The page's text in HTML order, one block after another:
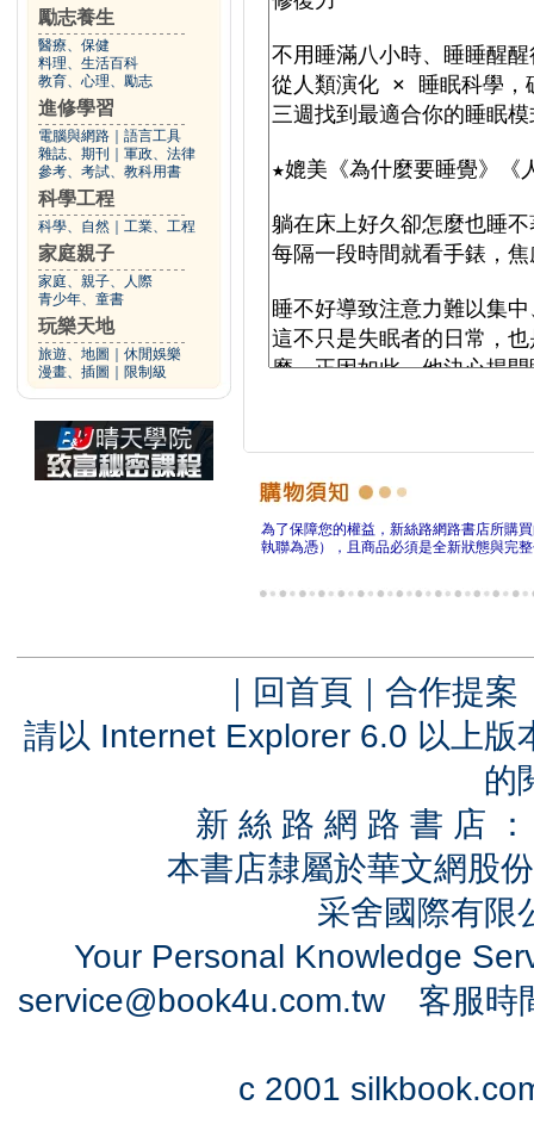
勵志養生
醫療、保健
料理、生活百科
教育、心理、勵志
進修學習
電腦與網路
語言工具
雜誌、期刊
軍政、法律
參考、考試、教科用書
科學工程
科學、自然 工業、工程
家庭親子
家庭、親子、人際
青少年、童書
玩樂天地
旅遊、地圖
休閒娛樂
漫畫、插圖
限制級
為了保障您的權益，新絲路網路書店所購
執聯為憑），且商品必須是全新狀態與完
｜ 回首頁 ｜ 合作提案
請以 Internet Explorer 6.0 以上
的
新 絲 路 網 路 書 店
本書店隸屬於華文網股
采舍國際有
Your Personal Knowledge
service@book4u.com.tw客服時
c 2001